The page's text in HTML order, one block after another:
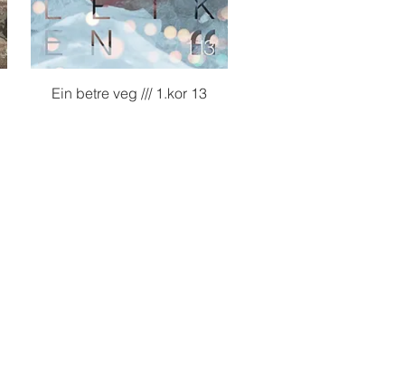
Hurtigvisning
Ein betre veg /// 1.kor 13